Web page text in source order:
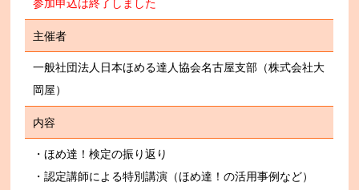
参加申込は終了しました
主催者
一般社団法人日本ほめる達人協会名古屋支部（株式会社大
岡屋）
内容
・ほめ達！検定の振り返り
・認定講師による特別講演（ほめ達！の活用事例など）